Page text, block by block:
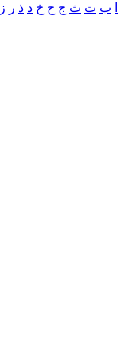
ب ت ث ج ح خ د ذ ر ز